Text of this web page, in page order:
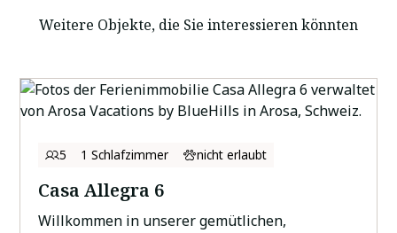
Weitere Objekte, die Sie interessieren könnten
5 1 Schlafzimmer nicht erlaubt
Casa Allegra 6
Willkommen in unserer gemütlichen,